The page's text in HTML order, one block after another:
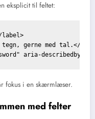
eksplicit til feltet:
label>
gerne med tal.</p>
fokus i en skærmlæser.
med felter